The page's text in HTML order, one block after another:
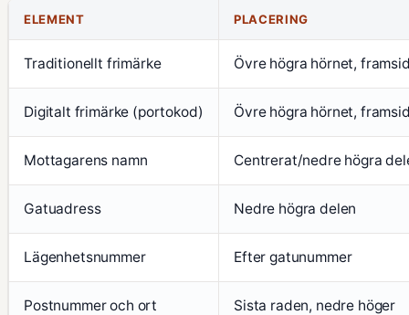
ELEMENT PLACERING
Traditionellt frimärke Övre högra hörnet,
Digitalt frimärke (portokod) Övre högra hörnet,
Mottagarens namn Centrerat/nedre högra
Gatuadress Nedre högra delen
Lägenhetsnummer Efter gatunummer
Postnummer och ort Sista raden, nedre höger